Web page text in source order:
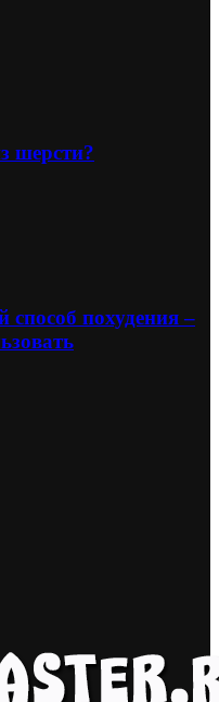
шерсти?
похудения –